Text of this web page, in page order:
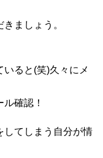
ましょう。
ると(笑)久々にメ
確認！
してしまう自分が情